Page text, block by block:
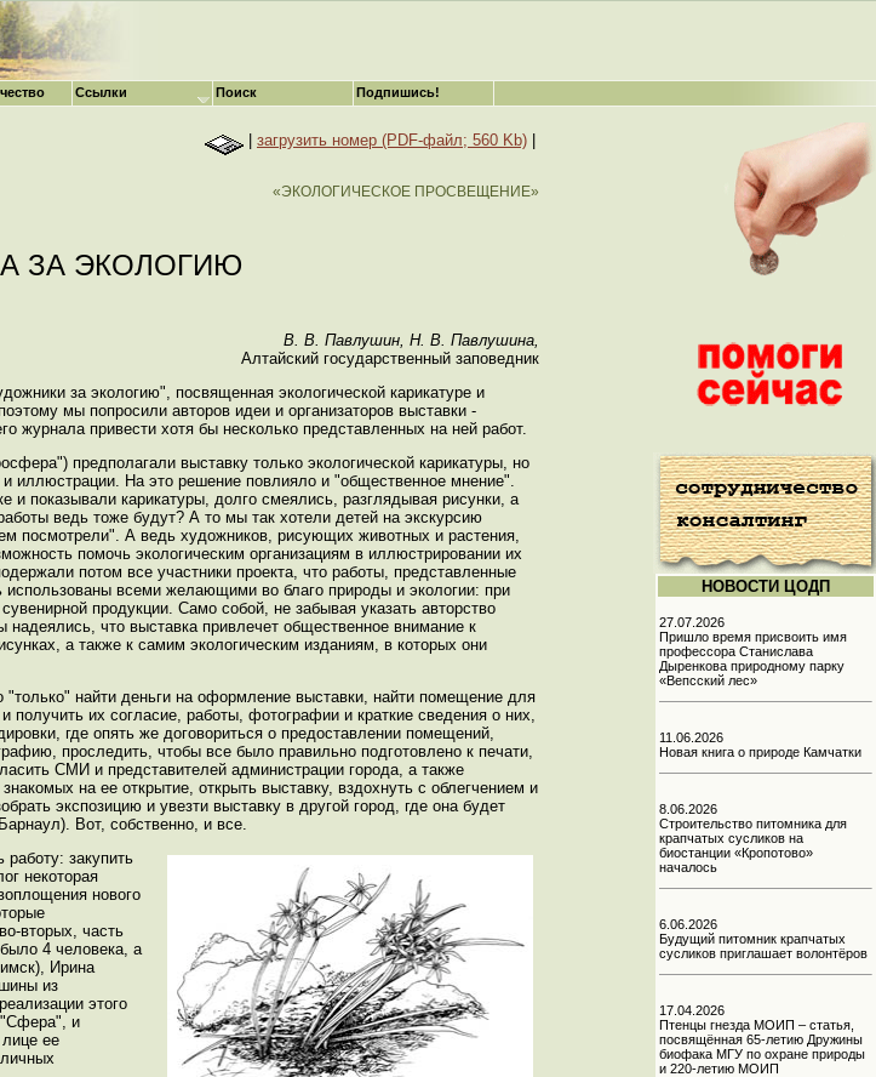
загрузить номер (PDF-файл; 560 Kb)
«ЭКОЛОГИЧЕСКОЕ ПРОСВЕЩЕНИЕ»
ЗА ЭКОЛОГИЮ
В. В. Павлушин, Н. В. Павлушина,
Алтайский государственный заповедник
за экологию", посвященная экологической карикатуре и
мы попросили авторов идеи и организаторов выставки -
журнала привести хотя бы несколько представленных на ней работ.
предполагали выставку только экологической карикатуры, но
и иллюстрации. На это решение повлияло и "общественное мнение".
и показывали карикатуры, долго смеялись, разглядывая рисунки, а
ведь тоже будут? А то мы так хотели детей на экскурсию
посмотрели". А ведь художников, рисующих животных и растения,
помочь экологическим организациям в иллюстрировании их
потом все участники проекта, что работы, представленные
использованы всеми желающими во благо природы и экологии: при
продукции. Само собой, не забывая указать авторство
что выставка привлечет общественное внимание к
а также к самим экологическим изданиям, в которых они
найти деньги на оформление выставки, найти помещение для
получить их согласие, работы, фотографии и краткие сведения о них,
где опять же договориться о предоставлении помещений,
проследить, чтобы все было правильно подготовлено к печати,
СМИ и представителей администрации города, а также
на ее открытие, открыть выставку, вздохнуть с облегчением и
экспозицию и увезти выставку в другой город, где она будет
Вот, собственно, и все.
закупить
некоторая
нового
вторых, часть
4 человека, а
Ирина
из
этого
"Сфера", и
ее
НОВОСТИ ЦОДП
27.07.2026
Пришло время присвоить имя
профессора Станислава
Дыренкова природному парку
«Вепсский лес»
11.06.2026
Новая книга о природе Камчатки
8.06.2026
Строительство питомника для
крапчатых сусликов на
биостанции «Кропотово»
началось
6.06.2026
Будущий питомник крапчатых
сусликов приглашает волонтёров
17.04.2026
Птенцы гнезда МОИП – статья,
посвящённая 65-летию Дружины
биофака МГУ по охране природы
и 220-летию МОИП
Ссылки Поиск Подпишись!